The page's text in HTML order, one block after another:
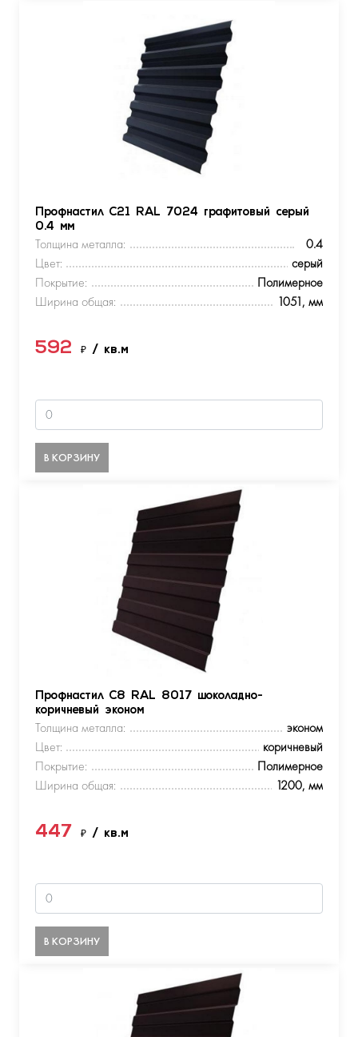
Профнастил С21 RAL 7024 графитовый серый
0.4 мм
Толщина металла:
0.4
Цвет:
серый
Покрытие:
Полимерное
Ширина общая:
1051, мм
592 ₽ / кв.м
В КОРЗИНУ
Профнастил С8 RAL 8017 шоколадно-
коричневый эконом
Толщина металла:
эконом
Цвет:
коричневый
Покрытие:
Полимерное
Ширина общая:
1200, мм
447 ₽ / кв.м
В КОРЗИНУ